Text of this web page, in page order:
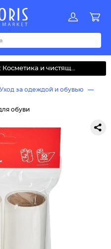
UVWYZАБВДЗИМОКЛНПРСТУФ
Косметика и чистящ...
Уход за одеждой и обувью
обуви